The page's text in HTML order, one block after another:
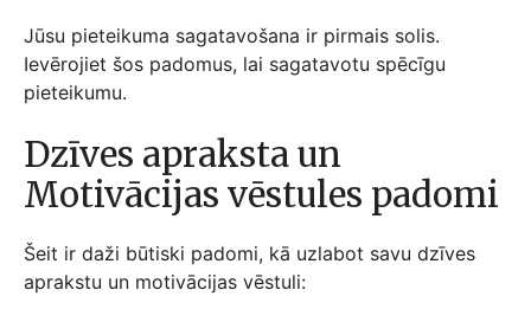
Jūsu pieteikuma sagatavošana ir pirmais solis.
Ievērojiet šos padomus, lai sagatavotu spēcīgu
pieteikumu.
Dzīves apraksta un
Motivācijas vēstules padomi
Šeit ir daži būtiski padomi, kā uzlabot savu dzīves
aprakstu un motivācijas vēstuli: